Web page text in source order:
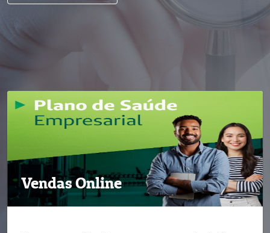
Vendas Online